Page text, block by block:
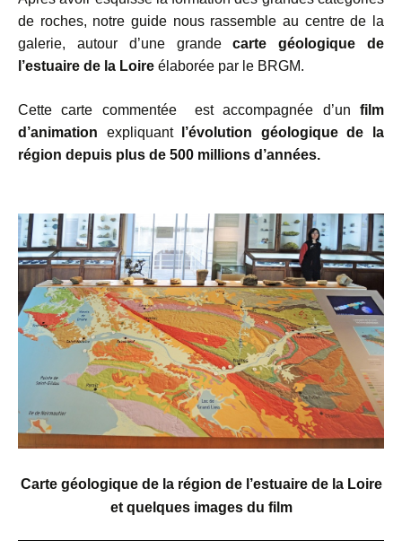
de roches, notre guide nous rassemble au centre de la
galerie, autour d’une grandecarte géologique de
l’estuaire de la Loire élaborée par le BRGM.
Cette carte commentée est accompagnée d’un film
d’animation expliquant
l’évolution géologique de la
région depuis plus de 500 millions d’années.
Carte géologique de la région del’estuaire de la Loire
et quelques images du film